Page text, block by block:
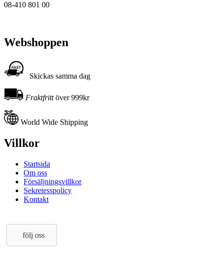
08-410 801 00
Webshoppen
Skickas samma dag
Fraktfrittöver 999kr
World Wide Shipping
Villkor
Startsida
Om oss
Försäljningsvillkor
Sekretesspolicy
Kontakt
följ oss